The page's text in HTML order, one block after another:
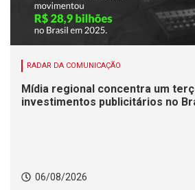
RADAR DA COMUNICAÇÃO
Mídia regional concentra um
investimentos publicitários no
06/08/2026